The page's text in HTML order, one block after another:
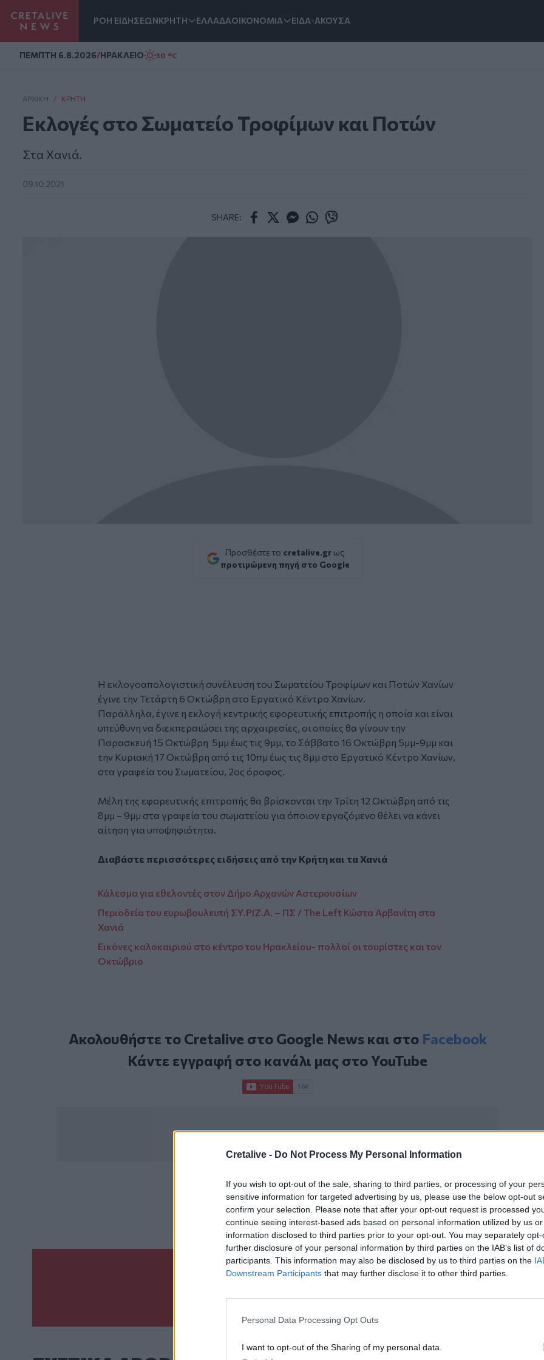
Cretalive - Do Not Process My Personal Information
If you wish to opt-out of the sale, sharing to third parties, or processing of your
sensitive information for targeted advertising by us, please use the below opt-out
confirm your selection. Please note that after your opt-out request is processed
continue seeing interest-based ads based on personal information utilized by us
information disclosed to third parties prior to your opt-out. You may separately
further disclosure of your personal information by third parties on the IAB’s list of
participants. This information may also be disclosed by us to third parties on the
Downstream Participants that may further disclose it to other third parties.
Personal Data Processing Opt Outs
I want to opt-out of the Sharing of my personal data.
ΡΟΗ ΕΙΔΗΣΕΩΝΚΡΗΤΗ ΕΛΛΑΔΑΟΙΚΟΝΟΜΙΑ ΕΙΔΑ-ΑΚΟΥΣΑ
ΠΕΜΠΤΗ 6.8.2026/ΗΡΑΚΛΕΙΟ 30 °C
ΑΡΧΙΚΗ / ΚΡΉΤΗ
Εκλογές στο Σωματείο Τροφίμων και Ποτών
Στα Χανιά.
09.10.2021
SHARE:
Προσθέστε το cretalive.gr ως
προτιμώμενη πηγή στο Google
Η εκλογοαπολογιστική συνέλευση του Σωματείου Τροφίμων και Ποτών Χανίων
έγινε την Τετάρτη 6 Οκτώβρη στο Εργατικό Κέντρο Χανίων.
Παράλληλα, έγινε η εκλογή κεντρικής εφορευτικής επιτροπής η οποία και είναι
υπεύθυνη να διεκπεραιώσει της αρχαιρεσίες, οι οποίες θα γίνουν την
Παρασκευή 15 Οκτώβρη 5μμ έως τις 9μμ, το Σάββατο 16 Οκτώβρη 5μμ-9μμ και
την Κυριακή 17 Οκτώβρη από τις 10πμ έως τις 8μμ στο Εργατικό Κέντρο Χανίων,
στα γραφεία του Σωματείου, 2ος όροφος.
Μέλη της εφορευτικής επιτροπής θα βρίσκονται την Τρίτη 12 Οκτώβρη από τις
8μμ – 9μμ στα γραφεία του σωματείου για όποιον εργαζόμενο θέλει να κάνει
αίτηση για υποψηφιότητα.
Διαβάστε περισσότερες ειδήσεις από την Κρήτη και τα Χανιά
Κάλεσμα για εθελοντές στον Δήμο Αρχανών Αστερουσίων
Περιοδεία του ευρωβουλευτή ΣΥ.ΡΙΖ.Α. – ΠΣ / The Left Κώστα Αρβανίτη στα
Χανιά
Εικόνες καλοκαιριού στο κέντρο του Ηρακλείου- πολλοί οι τουρίστες και τον
Οκτώβριο
Ακολουθήστε το Cretalive στο Google Newsκαι στο Facebook
Κάντε εγγραφή στο κανάλι μας στοYouTube
ΣΧΕΤΙΚΆ TAGS
Χανιά
Σωματείο Αρχαιρεσίες
Γίνε ο ρεπόρτερ του CRETALIVE
ΣΤΕΊΛΕ ΤΗΝ ΕΊΔΗΣΗ